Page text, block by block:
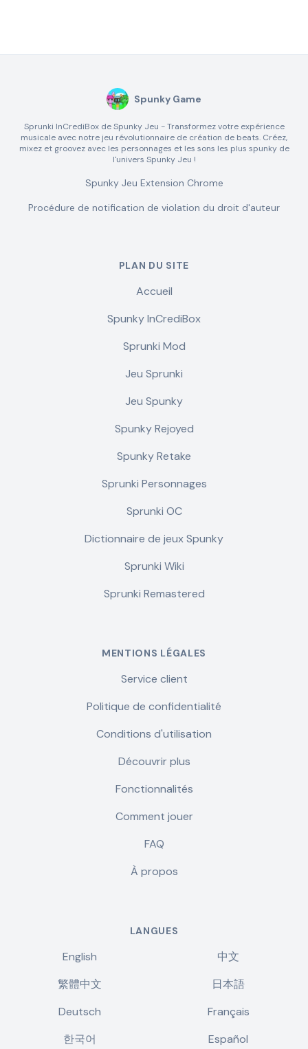
Spunky Game
Sprunki InCrediBox de Spunky Jeu - Transformez votre expérience
musicale avec notre jeu révolutionnaire de création de beats. Créez,
mixez et groovez avec les personnages et les sons les plus spunky de
l'univers Spunky Jeu !
Spunky Jeu Extension Chrome
Procédure de notification de violation du droit d'auteur
PLAN DU SITE
Accueil
Spunky InCrediBox
Sprunki Mod
Jeu Sprunki
Jeu Spunky
Spunky Rejoyed
Spunky Retake
Sprunki Personnages
Sprunki OC
Dictionnaire de jeux Spunky
Sprunki Wiki
Sprunki Remastered
MENTIONS LÉGALES
Service client
Politique de confidentialité
Conditions d'utilisation
Découvrir plus
Fonctionnalités
Comment jouer
FAQ
À propos
LANGUES
English
中文
繁體中文
日本語
Deutsch
Français
한국어
Español